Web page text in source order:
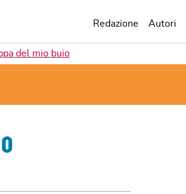
Redazione Autori
del mio buio